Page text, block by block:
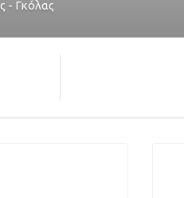
- Γκόλας